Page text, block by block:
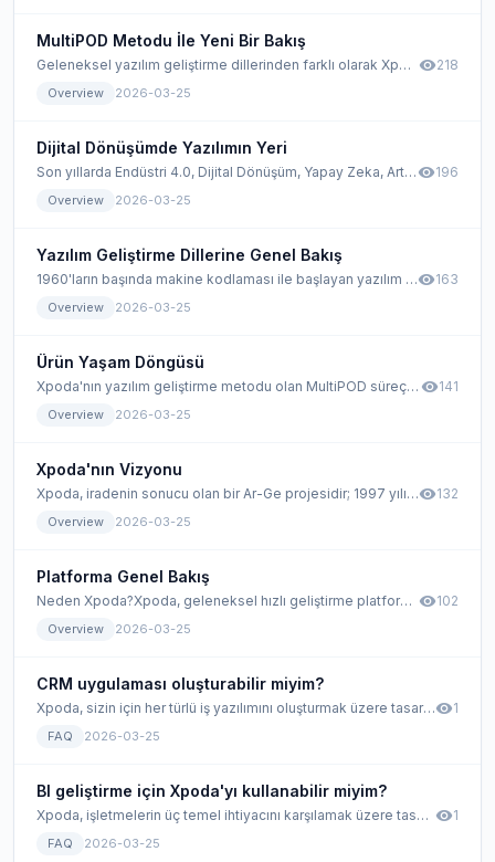
MultiPOD Metodu İle Yeni Bir Bakış
Geleneksel yazılım geliştirme dillerinden farklı olarak Xpoda, uzun ve zahmetli kodlama süreçleri olmayan yeni nesil bir yazılım geliştirme yöntemidir.
Overview 2026-03-25
visibility218
Dijital Dönüşümde Yazılımın Yeri
Son yıllarda Endüstri 4.0, Dijital Dönüşüm, Yapay Zeka, Artırılmış Gerçeklik ve Sanal Gerçeklik hakkında çok fazla söz duyduk ve bu konuda birçok makale yazıldı.
Overview 2026-03-25
visibility196
Yazılım Geliştirme Dillerine Genel Bakış
1960'ların başında makine kodlaması ile başlayan yazılım geliştirme dilleri, yüzlerce kodlama dilinin doğuşu ve ölümü ile oldukça hareketli dönemlerden geçmiştir.
Overview 2026-03-25
visibility163
Ürün Yaşam Döngüsü
Xpoda'nın yazılım geliştirme metodu olan MultiPOD süreçleriyle, ihtiyaçların belirlenmesi, çözüm geliştirme, geliştirme aşamaları ve kullanıcı eğitimi konularında derin bir anlayışla uçtan uca yazılım ve dijital dönüşümün konumlandırılmasını anlayacağız.
Overview 2026-03-25
visibility141
Xpoda'nın Vizyonu
Xpoda, iradenin sonucu olan bir Ar-Ge projesidir; 1997 yılında başlayan serüvenle teknoloji sektöründe yazılım sektörüne yeni bir bakış açısı getirmek için 2012 yılında öne sürüldü.
Overview 2026-03-25
visibility132
Platforma Genel Bakış
Neden Xpoda?Xpoda, geleneksel hızlı geliştirme platformlarının en iyi yanlarını size sunan yenilikçi bir no-code geliştirme platformudur.
Overview 2026-03-25
visibility102
CRM uygulaması oluşturabilir miyim?
Xpoda, sizin için her türlü iş yazılımını oluşturmak üzere tasarlanmıştır.
FAQ 2026-03-25
visibility1
BI geliştirme için Xpoda'yı kullanabilir miyim?
Xpoda, işletmelerin üç temel ihtiyacını karşılamak üzere tasarlanmıştır;
FAQ 2026-03-25
visibility1